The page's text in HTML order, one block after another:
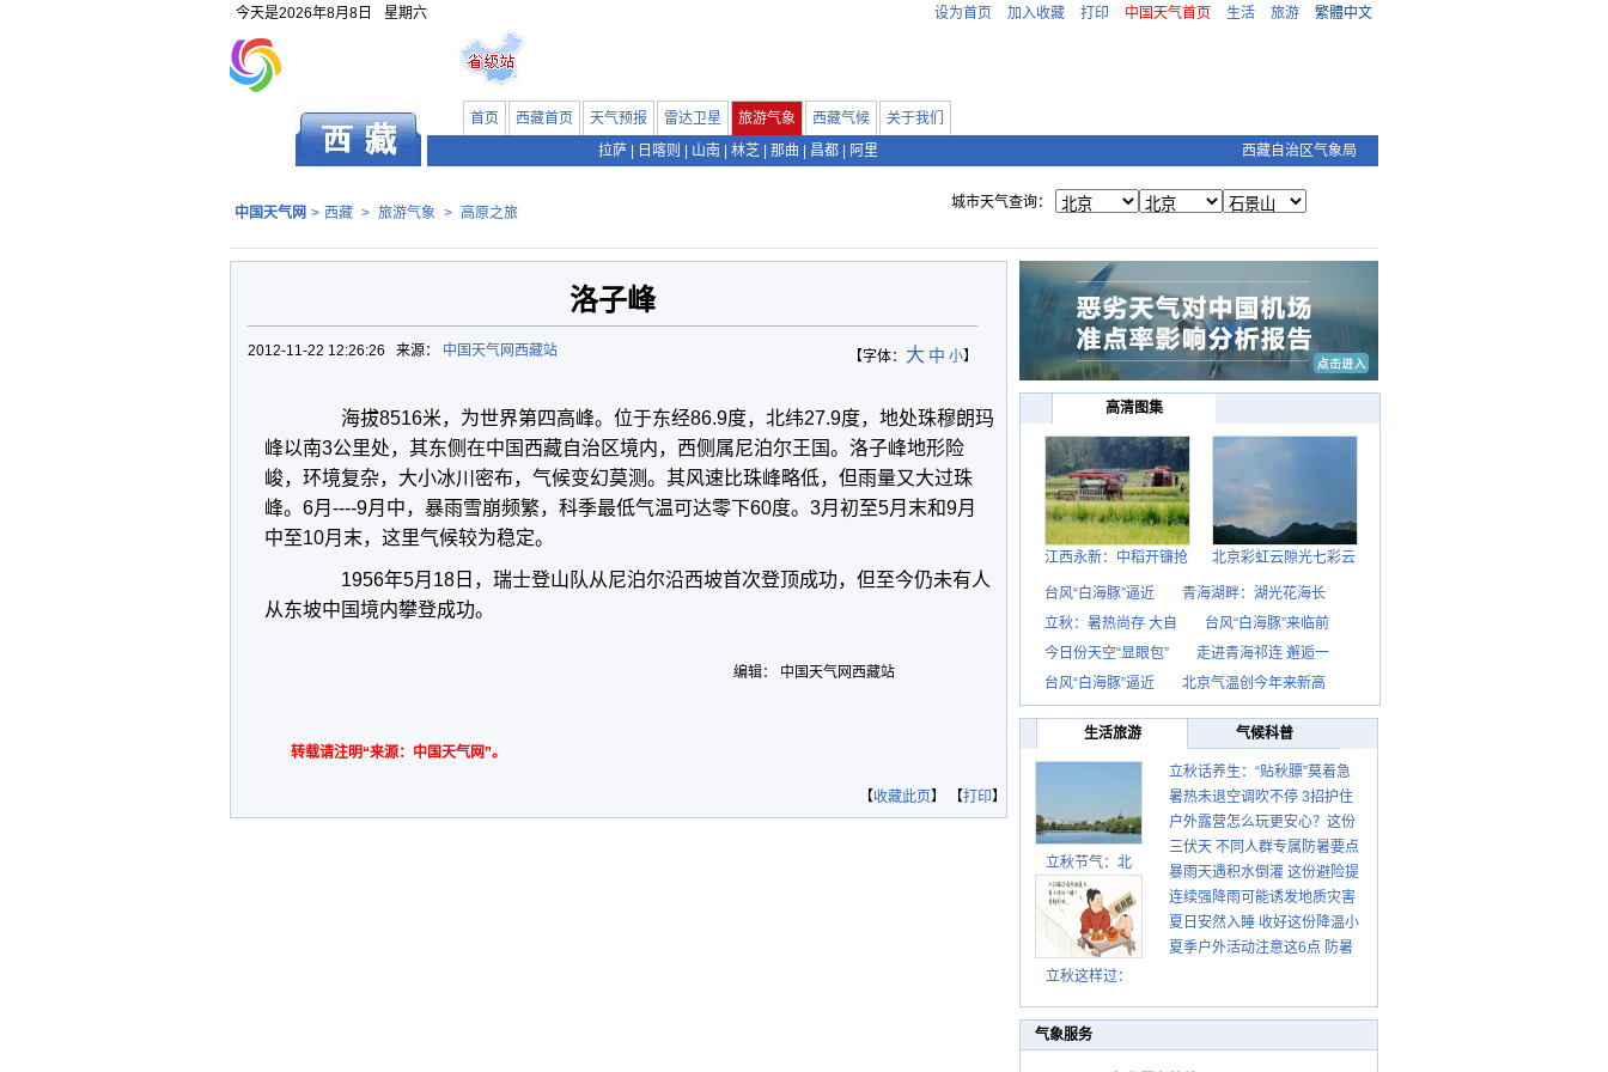
今天是2026年8月8日 星期六 设为首页 加入收藏 打印 中国天气首页 生活 旅游 繁體中文
首页 西藏首页 天气预报 雷达卫星 旅游气象 西藏气候
关于我们
拉萨
日喀则 山南 林芝 那曲 昌都 阿里 西藏自治区气象局
中国天气网 > 西藏 > 旅游气象 > 高原之旅
城市天气查询：
洛子峰
【字体： 大 中 小】
2012-11-22 12:26:26 来源： 中国天气网西藏站
海拔8516米，为世界第四高峰。位于东经86.9度，北纬27.9度，地处珠穆朗玛
峰以南3公里处，其东侧在中国西藏自治区境内，西侧属尼泊尔王国。洛子峰地形险
峻，环境复杂，大小冰川密布，气候变幻莫测。其风速比珠峰略低，但雨量又大过珠
峰。6月----9月中，暴雨雪崩频繁，科季最低气温可达零下60度。3月初至5月末和9月
中至10月末，这里气候较为稳定。
1956年5月18日，瑞士登山队从尼泊尔沿西坡首次登顶成功，但至今仍未有人
从东坡中国境内攀登成功。
编辑： 中国天气网西藏站
转载请注明“来源：中国天气网”。
【收藏此页】 【打印】
高清图集
江西永新：中稻开镰抢 北京彩虹云隙光七彩云
台风“白海豚”逼近
青海湖畔：湖光花海长
立秋：暑热尚存 大自
台风“白海豚”来临前
今日份天空“显眼包”
走进青海祁连 邂逅一
台风“白海豚”逼近
北京气温创今年来新高
生活旅游 气候科普
立秋节气：北
立秋这样过：
立秋话养生：“贴秋膘”莫着急
先清暑再防燥
暑热未退空调吹不停 3招护住
肩颈不酸痛
户外露营怎么玩更安心？这份
攻略请收好
三伏天 不同人群专属防暑要点
请收好
暴雨天遇积水倒灌 这份避险提
示请收好
连续强降雨可能诱发地质灾害
这些前兆要知道
夏日安然入睡 收好这份降温小
贴士
夏季户外活动注意这6点 防暑
气象服务